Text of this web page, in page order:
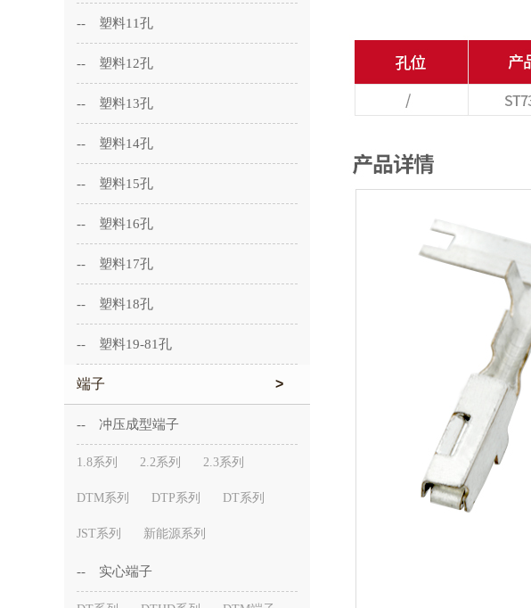
-- 塑料11孔
-- 塑料12孔
-- 塑料13孔
-- 塑料14孔
-- 塑料15孔
-- 塑料16孔
-- 塑料17孔
-- 塑料18孔
-- 塑料19-81孔
端子 >
-- 冲压成型端子
1.8系列 2.2系列 2.3系列
DTM系列 DTP系列 DT系列
JST系列 新能源系列
-- 实心端子